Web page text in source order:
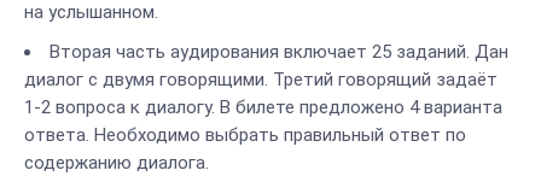
на услышанном.
Вторая часть аудирования включает 25 заданий. Дан
диалог с двумя говорящими. Третий говорящий задаёт
1-2 вопроса к диалогу. В билете предложено 4 варианта
ответа. Необходимо выбрать правильный ответ по
содержанию диалога.